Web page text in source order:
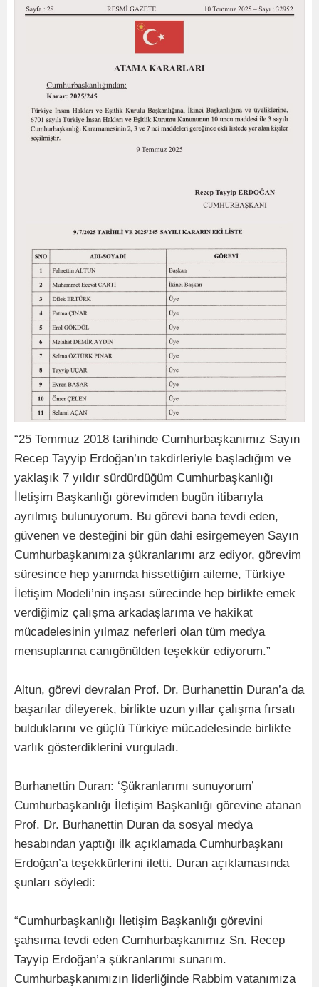
“25 Temmuz 2018 tarihinde Cumhurbaşkanımız Sayın
Recep Tayyip Erdoğan’ın takdirleriyle başladığım ve
yaklaşık 7 yıldır sürdürdüğüm Cumhurbaşkanlığı
İletişim Başkanlığı görevimden bugün itibarıyla
ayrılmış bulunuyorum. Bu görevi bana tevdi eden,
güvenen ve desteğini bir gün dahi esirgemeyen Sayın
Cumhurbaşkanımıza şükranlarımı arz ediyor, görevim
süresince hep yanımda hissettiğim aileme, Türkiye
İletişim Modeli’nin inşası sürecinde hep birlikte emek
verdiğimiz çalışma arkadaşlarıma ve hakikat
mücadelesinin yılmaz neferleri olan tüm medya
mensuplarına canıgönülden teşekkür ediyorum.”
Altun, görevi devralan Prof. Dr. Burhanettin Duran’a da
başarılar dileyerek, birlikte uzun yıllar çalışma fırsatı
bulduklarını ve güçlü Türkiye mücadelesinde birlikte
varlık gösterdiklerini vurguladı.
Burhanettin Duran: ‘Şükranlarımı sunuyorum’
Cumhurbaşkanlığı İletişim Başkanlığı görevine atanan
Prof. Dr. Burhanettin Duran da sosyal medya
hesabından yaptığı ilk açıklamada Cumhurbaşkanı
Erdoğan’a teşekkürlerini iletti. Duran açıklamasında
şunları söyledi:
“Cumhurbaşkanlığı İletişim Başkanlığı görevini
şahsıma tevdi eden Cumhurbaşkanımız Sn. Recep
Tayyip Erdoğan’a şükranlarımı sunarım.
Cumhurbaşkanımızın liderliğinde Rabbim vatanımıza